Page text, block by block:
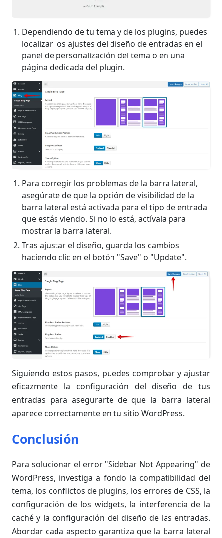
Dependiendo de tu tema y de los plugins, puedes
localizar los ajustes del diseño de entradas en el
panel de personalización del tema o en una
página dedicada del plugin.
Para corregir los problemas de la barra lateral,
asegúrate de que la opción de visibilidad de la
barra lateral está activada para el tipo de entrada
que estás viendo. Si no lo está, actívala para
mostrar la barra lateral.
Tras ajustar el diseño, guarda los cambios
haciendo clic en el botón "Save" o "Update".
Siguiendo estos pasos, puedes comprobar y ajustar
eficazmente la configuración del diseño de tus
entradas para asegurarte de que la barra lateral
aparece correctamente en tu sitio WordPress.
Conclusión
Para solucionar el error "Sidebar Not Appearing" de
WordPress, investiga a fondo la compatibilidad del
tema, los conflictos de plugins, los errores de CSS, la
configuración de los widgets, la interferencia de la
caché y la configuración del diseño de las entradas.
Abordar cada aspecto garantiza que la barra lateral